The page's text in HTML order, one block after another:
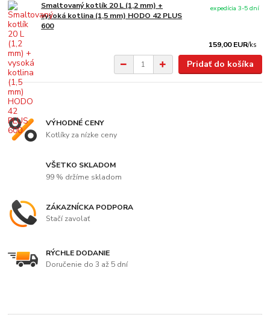
Smaltovaný kotlík 20 L (1,2 mm) +
vysoká kotlina (1,5 mm) HODO 42 PLUS
600
159,00 EUR/ks
expedícia 3-5 dní
Pridať do košíka
VÝHODNÉ CENY
Kotlíky za nízke ceny
VŠETKO SKLADOM
99 % držíme skladom
ZÁKAZNÍCKA PODPORA
Stačí zavolať
RÝCHLE DODANIE
Doručenie do 3 až 5 dní